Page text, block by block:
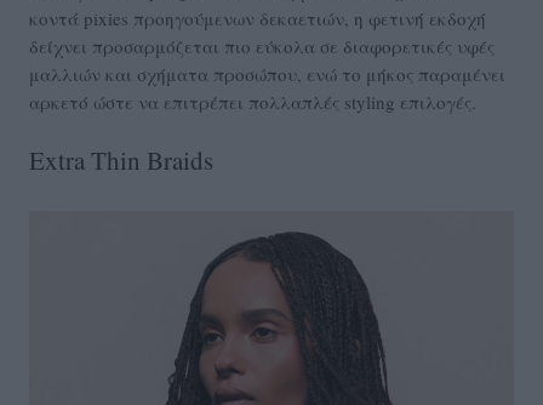
κοντά pixies προηγούμενων δεκαετιών, η φετινή εκδοχή
δείχνει προσαρμόζεται πιο εύκολα σε διαφορετικές υφές
μαλλιών και σχήματα προσώπου, ενώ το μήκος παραμένει
αρκετό ώστε να επιτρέπει πολλαπλές styling επιλογές.
Extra Thin Braids